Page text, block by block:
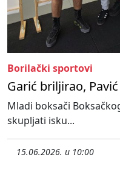
Borilački sportovi
Garić briljirao,
Mladi boksači
skupljati isku...
15.06.2026. u 10:00